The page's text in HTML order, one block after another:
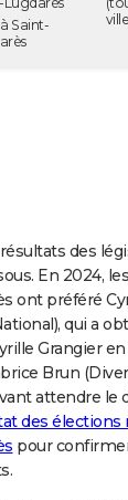
des
En 2024,
ont préféré
qui a
Grangier
Brun
attendre le
des élections
pour